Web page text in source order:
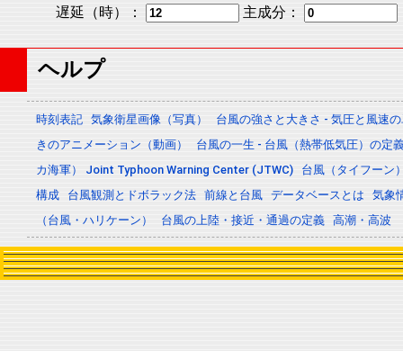
遅延（時）： 主成分：
ヘルプ
時刻表記 気象衛星画像（写真）
台風の強さと大きさ - 気圧と風速
きのアニメーション（動画）
台風の一生 - 台風（熱帯低気圧）の定
カ海軍） Joint Typhoon Warning Center (JTWC)
台風（タイフーン
構成
台風観測とドボラック法 前線と台風 データベースとは
気象
（台風・ハリケーン）
台風の上陸・接近・通過の定義 高潮・高波